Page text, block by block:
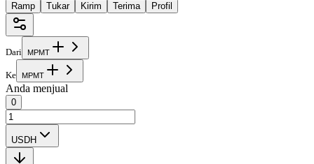
Ramp Tukar Kirim Terima Profil
Dari MPMT
Ke MPMT
Anda menjual
0
USDH